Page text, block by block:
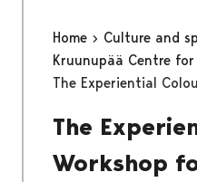
Home
Culture and
Kruunupää Centre
The Experiential
The
Workshop